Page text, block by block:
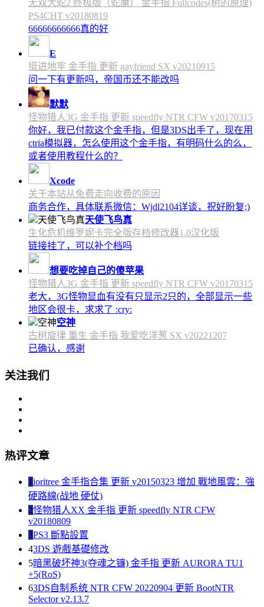
无双大蛇2 终极版（蛇魔） 金手指 Fullcodes(树的原理)
PS4CHT v20180819
66666666666真的好
E
挺进地牢 金手指 更新 gayfriend SX v20210915
问一下有更新吗，帝国币还不能改吗
默默
怪物猎人3G 金手指 更新 speedfly NTR CFW v20170315
你好，我已付款这个金手指，但是3DS出手了，现在用
ctria模拟器，怎么使用这个金手指，有明码什么的么，
或者使用教程什么的？
Xcode
关于本站从免费走向收费的原因
商务合作，具体联系微信：Wjdl2104详谈，祝好盼复;)
天使飞鸟真
生化危机维罗妮卡完全版存档修改器1.0汉化版
链接挂了，可以补个档吗
想要吃掉自己的傻苹果
怪物猎人3G 金手指 更新 speedfly NTR CFW v20170315
老大，3G怪物显血有没有只显示2只的，全部显示一些
地区会很卡，求求了 :cry:
空神
古树旋律 重生 金手指 我爱吃洋葱 SX v20221207
已确认，感谢
关注我们
热评文章
1ioritree 金手指合集 更新 v20150323 增加 戰地風雲：強
硬路線(战地 硬仗)
2怪物猎人XX 金手指 更新 speedfly NTR CFW
v20180809
3PS3 斷點設置
43DS 遊戲基礎修改
5暗黑破坏神3(夺魂之镰) 金手指 更新 AURORA TU1
+5(RoS)
63DS自制系统 NTR CFW 20220904 更新 BootNTR
Selector v2.13.7